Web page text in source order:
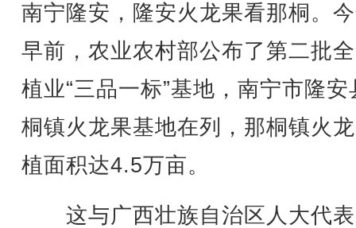
南宁隆安，隆安火龙果看那桐。
早前，农业农村部公布了第二批
植业“三品一标”基地，南宁市隆安
桐镇火龙果基地在列，那桐镇火
植面积达4.5万亩。
这与广西壮族自治区人大代